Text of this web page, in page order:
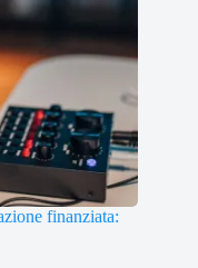
finanziata: